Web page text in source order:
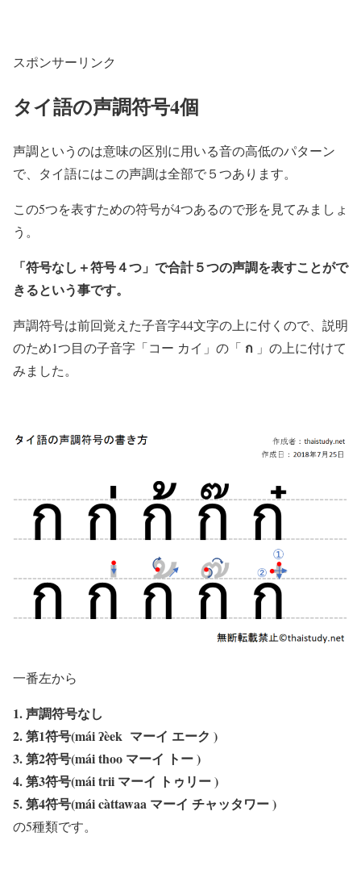
スポンサーリンク
タイ語の声調符号4個
声調というのは意味の区別に用いる音の高低のパターン
で、タイ語にはこの声調は全部で５つあります。
この5つを表すための符号が4つあるので形を見てみましょ
う。
「符号なし＋符号４つ」で合計５つの声調を表すことがで
きるという事です。
声調符号は前回覚えた子音字44文字の上に付くので、説明
のため1つ目の子音字「コー カイ」の「 ก 」の上に付けて
みました。
一番左から
1. 声調符号なし
2. 第1符号(mái ʔèek マーイ エーク )
3. 第2符号(mái thoo マーイ トー )
4. 第3符号(mái trii マーイ トゥリー )
5. 第4符号(mái càttawaa マーイ チャッタワー )
の5種類です。